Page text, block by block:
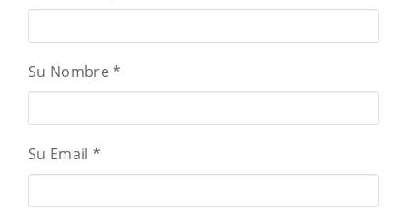
Su Nombre*
Su Email *